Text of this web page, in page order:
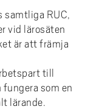
samtliga RUC,
vid lärosäten
är att främja
till
som en
lärande.